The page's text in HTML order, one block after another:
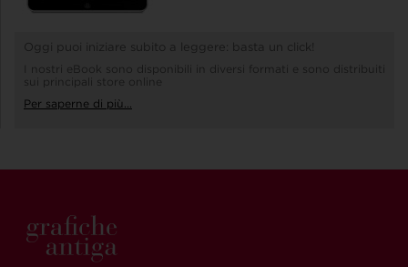
Oggi puoi iniziare subito a leggere: basta un click!
I nostri eBook sono disponibili in diversi formati e sono distribuiti
sui principali store online
Per saperne di più...